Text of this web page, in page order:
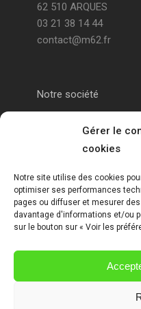
Gérer le
cookies
Notre site utilise des cookies
optimiser ses performances
pages ou diffuser et mesurer
davantage d'informations et/ou
sur le bouton sur « Voir les
62 510 ARQUES
03 21 38 14 44
contact@m62.fr
Notre société
Portail alu Saint-Omer
Clôture 62
Garde-corps pas de
Mentions Légales